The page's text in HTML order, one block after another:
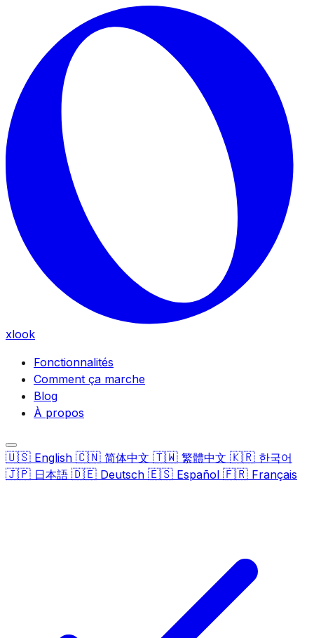
Skip to main content
xlook
Fonctionnalités
Comment ça marche
Blog
À propos
🇺🇸 English 🇨🇳 简体中文 🇹🇼 繁體中文 🇰🇷 한국어
🇯🇵 日本語 🇩🇪 Deutsch 🇪🇸 Español 🇫🇷 Français